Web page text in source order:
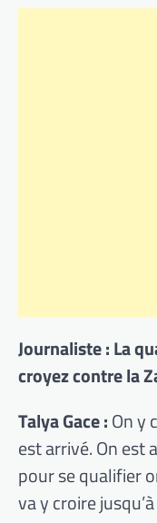
Journaliste : La
croyez contre la
Talya Gace :On y
est arrivé. On est
pour se qualifier
va y croire